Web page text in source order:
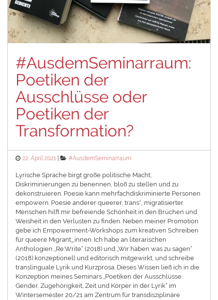
#AusdemSeminarraum:
Poetiken der
Ausschlüsse oder
Poetiken der
Transformation?
Posted
22. April 2021 Categories
#AusdemSeminarraum
Lyrische Sprache birgt große politische Macht,
Diskriminierungen zu benennen, bloß zu stellen und zu
dekonstruieren. Poesie kann mehrfachdiskriminierte Personen
empowern. Poesie anderer queerer, trans*, migratisierter
Menschen hilft mir befreiende Schönheit in den Brüchen und
Weisheit in den Verlusten zu finden. Neben meiner Promotion
gebe ich Empowerment-Workshops zum kreativen Schreiben
für queere Migrant_innen. Ich habe an literarischen
Anthologien „Re:Write“ (2018) und „Wir haben was zu sagen“
(2018) konzeptionell und editorisch mitgewirkt, und schreibe
translinguale Lyrik und Kurzprosa. Dieses Wissen ließ ich in die
Konzeption meines Seminars „Poetiken der Ausschlüsse:
Gender, Zugehörigkeit, Zeit und Körper in der Lyrik“ im
Wintersemester 20/21 am Zentrum für transdisziplinäre